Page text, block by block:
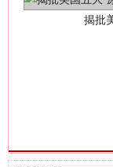
解纷+调